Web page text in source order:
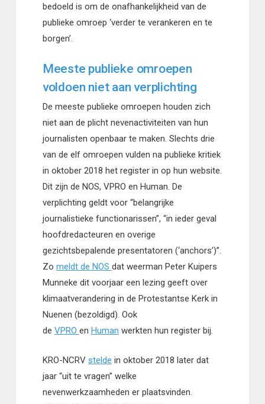
bedoeld is om de onafhankelijkheid van de
publieke omroep ‘verder te verankeren en te
borgen’.
Meeste publieke omroepen
voldoen niet aan verplichting
De meeste publieke omroepen houden zich
niet aan de plicht nevenactiviteiten van hun
journalisten openbaar te maken. Slechts drie
van de elf omroepen vulden na publieke kritiek
in oktober 2018 het register in op hun website.
Dit zijn de NOS, VPRO en Human. De
verplichting geldt voor “belangrijke
journalistieke functionarissen”, “in ieder geval
hoofdredacteuren en overige
gezichtsbepalende presentatoren (‘anchors’)”.
Zo meldt de NOS dat weerman Peter Kuipers
Munneke dit voorjaar een lezing geeft over
klimaatverandering in de Protestantse Kerk in
Nuenen (bezoldigd). Ook
de VPRO en Human werkten hun register bij.
KRO-NCRV stelde in oktober 2018 later dat
jaar “uit te vragen” welke
nevenwerkzaamheden er plaatsvinden.